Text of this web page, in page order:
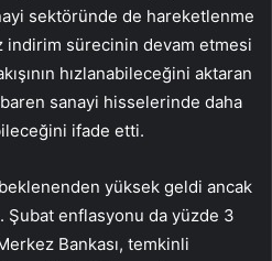
sektöründe de hareketlenme
sürecinin devam etmesi
hızlanabileceğini aktaran
sanayi hisselerinde daha
ifade etti.
beklenenden yüksek geldi ancak
Şubat enflasyonu da yüzde 3
Bankası, temkinli